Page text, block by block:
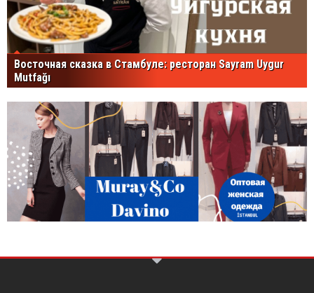
Восточная сказка в Стамбуле: ресторан Sayram Uygur
Mutfağı